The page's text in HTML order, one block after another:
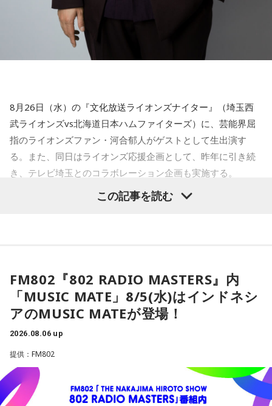
■番組名：
『文化放送ライオンズナイター』
埼玉西武ライオンズvs北海道日本ハムファイターズ （ベル
解説： 辻発彦（元埼玉西武ライオンズ監督）
実況： 長谷川太（文化放送アナウンサー）
ゲスト： 河合郁人
■番組ページ：
https://www.joqr.co.jp/qr/program/lionsnighter/
https://www.youtube.com/channel/UCJTMD1NbjemwvnSI
8月26日（水）の『文化放送ライオンズナイター』（埼玉西
武ライオンズvs北海道日本ハムファイターズ）に、芸能界屈
指のライオンズファン・河合郁人がゲストとして生出演す
る。また、同日はライオンズ応援企画として、昨年に引き続
き、テレビ埼玉とのコラボレーション企画も実施する。
埼玉に根差し、ライオンズを応援する文化放送。このたび、
■河合郁人の“ガチ”なファン視点でライオンズの魅力を深掘
り！
当日、べルーナドームからお伝えする『文化放送ライオンズ
ナイター』では、河合が解説の辻発彦、実況の長谷川太アナ
ウンサーとともに、あふれるライオンズ愛やファンならでは
の視点を交え、試合の見どころや選手の魅力を存分に語り尽
くす。ベルーナドームの熱気をそのままお届けする企画や、
この記事を読む
FM802『802 RADIO MASTERS』内
「MUSIC MATE」8/5(水)はインドネシ
アのMUSIC MATEが登場！
2026.08.06 up
提供：FM802